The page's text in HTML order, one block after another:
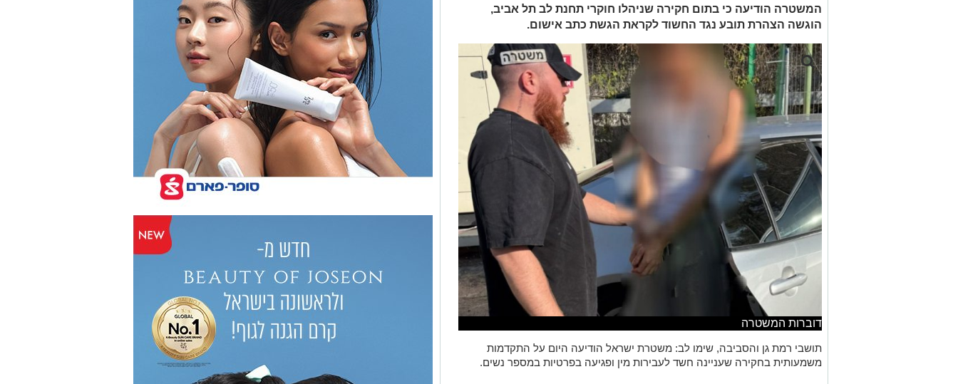
המשטרה הודיעה כי בתום חקירה שניהלו חוקרי תחנת לב תל אביב,
הוגשה הצהרת תובע נגד החשוד לקראת הגשת כתב אישום.
דוברות המשטרה
תושבי רמת גן והסביבה, שימו לב: משטרת ישראל הודיעה היום על התקדמות
משמעותית בחקירה שעניינה חשד לעבירות מין ופגיעה בפרטיות במספר נשים.